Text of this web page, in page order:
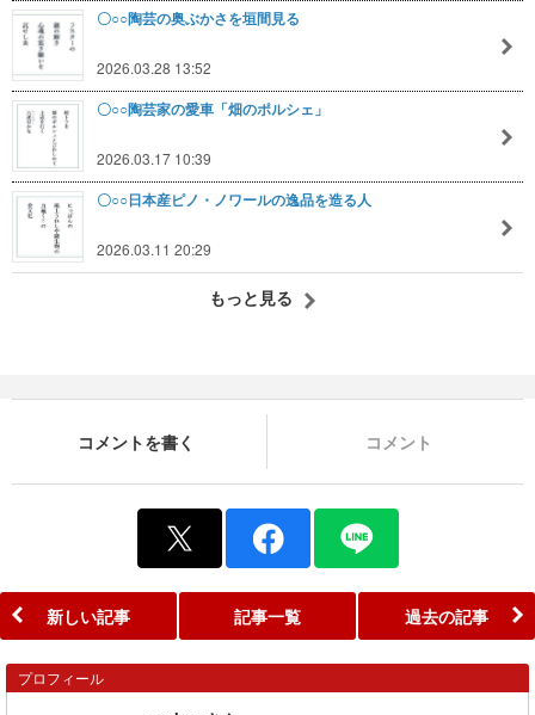
〇○○陶芸の奥ぶかさを垣間見る
2026.03.28 13:52
〇○○陶芸家の愛車「畑のポルシェ」
2026.03.17 10:39
〇○○日本産ピノ・ノワールの逸品を造る人
2026.03.11 20:29
もっと見る
コメントを書く コメント
新しい記事 記事一覧 過去の記事
プロフィール